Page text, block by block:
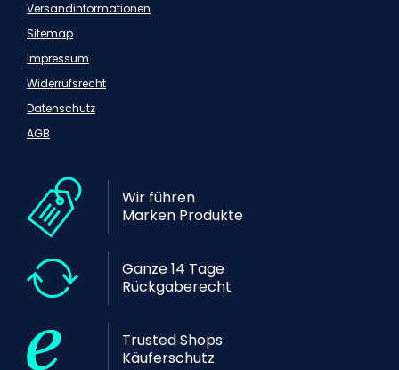
Versandinformationen
Sitemap
Impressum
Widerrufsrecht
Datenschutz
AGB
Wir führen
Marken Produkte
Ganze 14 Tage
Rückgaberecht
Trusted Shops
Käuferschutz